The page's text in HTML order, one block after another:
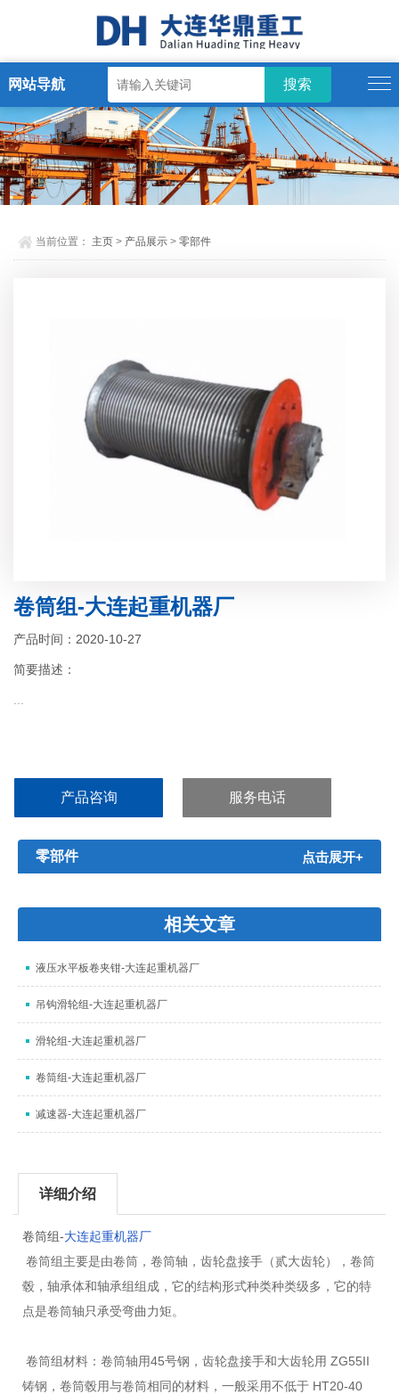
网站导航
当前位置： 主页 > 产品展示 >零部件
卷筒组-大连起重机器厂
产品时间：2020-10-27
简要描述：
...
产品咨询 服务电话
零部件 点击展开+
相关文章
液压水平板卷夹钳-大连起重机器厂
吊钩滑轮组-大连起重机器厂
滑轮组-大连起重机器厂
卷筒组-大连起重机器厂
减速器-大连起重机器厂
详细介绍
卷筒组-大连起重机器厂
卷筒组主要是由卷筒，卷筒轴，齿轮盘接手（贰大齿轮），卷筒
毂，轴承体和轴承组组成，它的结构形式种类种类级多，它的特
点是卷筒轴只承受弯曲力矩。
卷筒组材料：卷筒轴用45号钢，齿轮盘接手和大齿轮用 ZG55II
铸钢，卷筒毂用与卷筒相同的材料，一般采用不低于 HT20-40